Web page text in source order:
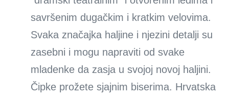
savršenim dugačkim i kratkim velovima.
Svaka značajka haljine i njezini detalji su
zasebni i mogu napraviti od svake
mladenke da zasja u svojoj novoj haljini.
Čipke prožete sjajnim biserima. Hrvatska